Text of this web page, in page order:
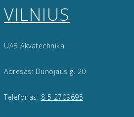
VILNIUS
UAB Akvatechnika
Adresas: Dunojaus g. 20
Telefonas: 8 5 2709695